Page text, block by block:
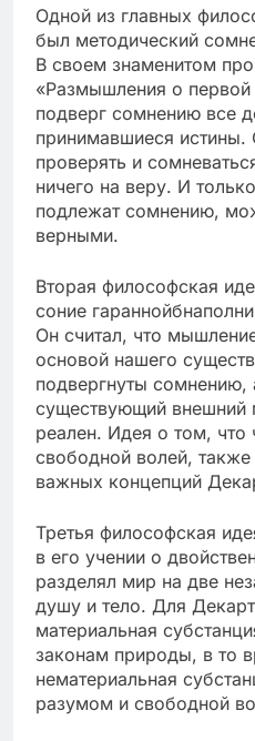
Одной из главных
был методический
В своем знаменитом
«Размышления о
подверг сомнению все
принимавшиеся истины.
проверять и
ничего на веру. И
подлежат сомнению,
верными.
Вторая философская
соние
Он считал, что
основой нашего
подвергнуты сомнению,
существующий внешний
реален. Идея о том, что
свободной волей, также
важных концепций
Третья философская
в его учении о
разделял мир на две
душу и тело. Для
материальная
законам природы, в то
нематериальная
разумом и свободной